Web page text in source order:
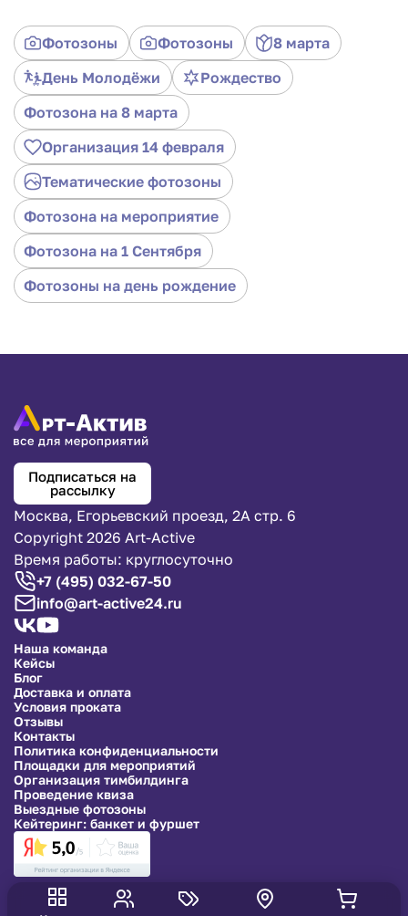
яркую фотозону на свадьбу, корпоратив, банкет
или прочие выездные мероприятия, чтобы создать
идеальную атмосферу! Аренда фотозоны
предоставляется на 3 часа.
Фотозоны Фотозоны
8 марта
День Молодёжи
Рождество
Фотозона на 8 марта
Организация 14 февраля
Тематические фотозоны
Фотозона на мероприятие
Фотозона на 1 Cентября
Фотозоны на день рождение
Подписаться на
рассылку
Москва, Егорьевский проезд, 2А стр. 6
Copyright 2026 Art-Active
Время работы: круглосуточно
+7 (495) 032-67-50
info@art-active24.ru
Наша команда
Кейсы
Блог
Доставка и оплата
Условия проката
Отзывы
Контакты
Политика конфиденциальности
Площадки для мероприятий
Организация тимбилдинга
Проведение квиза
Выездные фотозоны
Кейтеринг: банкет и фуршет